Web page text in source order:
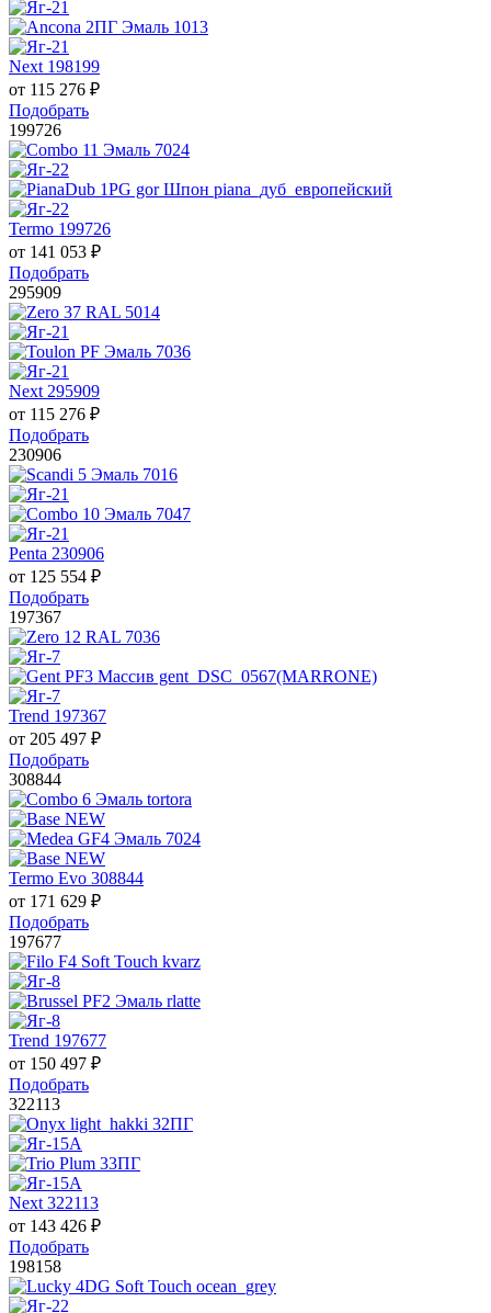
Next 198199
от 115 276 ₽
Подобрать
199726
Termo 199726
от 141 053 ₽
Подобрать
295909
Next 295909
от 115 276 ₽
Подобрать
230906
Penta 230906
от 125 554 ₽
Подобрать
197367
Trend 197367
от 205 497 ₽
Подобрать
308844
Termo Evo 308844
от 171 629 ₽
Подобрать
197677
Trend 197677
от 150 497 ₽
Подобрать
322113
Next 322113
от 143 426 ₽
Подобрать
198158